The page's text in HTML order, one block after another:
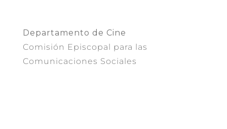
Departamento de Cine
Comisión Episcopal para las
Comunicaciones Sociales